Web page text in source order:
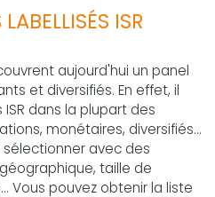
ISR
aujourd'hui un panel
et diversifiés. En effet, il
dans la plupart des
monétaires, diversifiés...
avec des
taille de
Vous pouvez obtenir la liste